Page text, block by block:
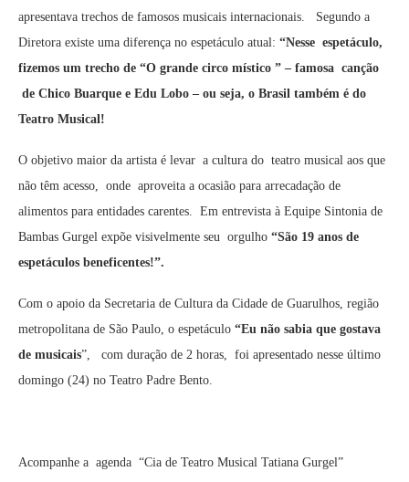
apresentava trechos de famosos musicais internacionais. Segundo a
Diretora existe uma diferença no espetáculo atual: “Nesse espetáculo,
fizemos um trecho de “O grande circo místico ” – famosa canção
de Chico Buarque e Edu Lobo – ou seja, o Brasil também é do
Teatro Musical!
O objetivo maior da artista é levar a cultura do teatro musical aos que
não têm acesso, onde aproveita a ocasião para arrecadação de
alimentos para entidades carentes. Em entrevista à Equipe Sintonia de
Bambas Gurgel expõe visivelmente seu orgulho “São 19 anos de
espetáculos beneficentes!”.
Com o apoio da Secretaria de Cultura da Cidade de Guarulhos, região
metropolitana de São Paulo, o espetáculo “Eu não sabia que gostava
de musicais”, com duração de 2 horas, foi apresentado nesse último
domingo (24) no Teatro Padre Bento.
Acompanhe a agenda “Cia de Teatro Musical Tatiana Gurgel”